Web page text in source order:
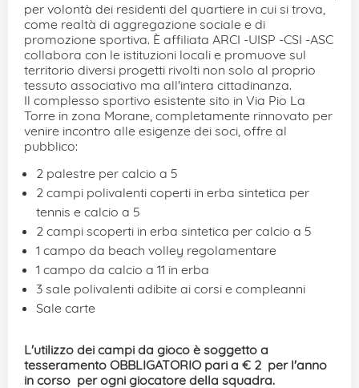
per volontà dei residenti del quartiere in cui si trova,
come realtà di aggregazione sociale e di
promozione sportiva. È affiliata ARCI -UISP -CSI -ASC
collabora con le istituzioni locali e promuove sul
territorio diversi progetti rivolti non solo al proprio
tessuto associativo ma all'intera cittadinanza.
Il complesso sportivo esistente sito in Via Pio La
Torre in zona Morane, completamente rinnovato per
venire incontro alle esigenze dei soci, offre al
pubblico:
2 palestre per calcio a 5
2 campi polivalenti coperti in erba sintetica per
tennis e calcio a 5
2 campi scoperti in erba sintetica per calcio a 5
1 campo da beach volley regolamentare
1 campo da calcio a 11 in erba
3 sale polivalenti adibite ai corsi e compleanni
Sale carte
L'utilizzo dei campi da gioco è soggetto a
tesseramento OBBLIGATORIO pari a € 2  per l'anno
in corso per ogni giocatore della squadra.